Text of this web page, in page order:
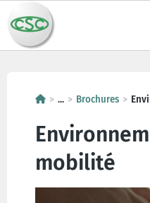
... Brochures
mobilité